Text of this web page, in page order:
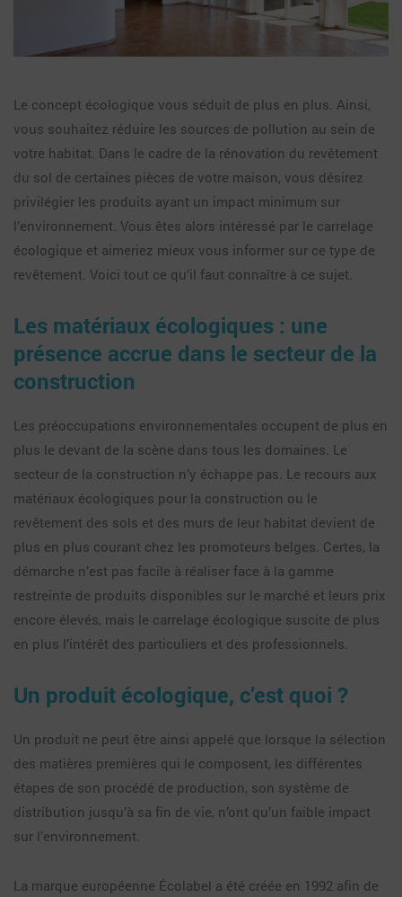
Le concept écologique vous séduit de plus en plus. Ainsi,
vous souhaitez réduire les sources de pollution au sein de
votre habitat. Dans le cadre de la rénovation du revêtement
du sol de certaines pièces de votre maison, vous désirez
privilégier les produits ayant un impact minimum sur
l’environnement. Vous êtes alors intéressé par le carrelage
écologique et aimeriez mieux vous informer sur ce type de
revêtement. Voici tout ce qu’il faut connaître à ce sujet.
Les matériaux écologiques : une
présence accrue dans le secteur de la
construction
Les préoccupations environnementales occupent de plus en
plus le devant de la scène dans tous les domaines. Le
secteur de la construction n’y échappe pas. Le recours aux
matériaux écologiques pour la construction ou le
revêtement des sols et des murs de leur habitat devient de
plus en plus courant chez les promoteurs belges. Certes, la
démarche n’est pas facile à réaliser face à la gamme
restreinte de produits disponibles sur le marché et leurs prix
encore élevés, mais le carrelage écologique suscite de plus
en plus l’intérêt des particuliers et des professionnels.
Un produit écologique, c’est quoi ?
Un produit ne peut être ainsi appelé que lorsque la sélection
des matières premières qui le composent, les différentes
étapes de son procédé de production, son système de
distribution jusqu’à sa fin de vie, n’ont qu’un faible impact
sur l’environnement.
La marque européenne Écolabel a été créée en 1992 afin de